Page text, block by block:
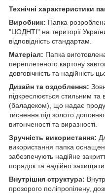
Технічні характеристики
Виробник: Папка
"ЦОДНТІ" на території
відповідність стандартам.
Матеріал: Папка
переплетеного картону
довговічність та надійність
Дизайн та оздоблення:
підкреслюється стильним та
(баладеком), що надає
тиснення під золото
витонченості та виразності.
Зручність використання:
використання папка
забезпечують надійне
порядок та надійно захищати
Внутрішня структура:
прозорого поліпропілену,